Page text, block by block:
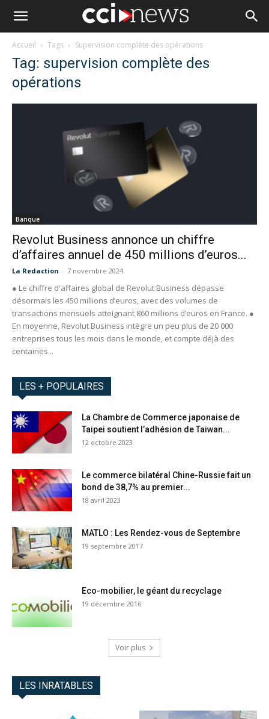
Accueil Tags Supervision complète des opérations
Tag: supervision complète des
opérations
Banque
Revolut Business annonce un chiffre
d’affaires annuel de 450 millions d’euros...
La Redaction - 7 novembre 2024
● Le chiffre d'affaires global de Revolut Business dépasse
désormais les 450 millions d’euros, avec des volumes de
transactions mensuels atteignant 860 millions d’euros en France. ●
En moyenne, Revolut Business intègre un peu plus de 20 000
entreprises tous les mois dans le monde, et compte déjà des
centaines...
LES + POPULAIRES
La Chambre de Commerce japonaise de
Taipei soutient l’adhésion de Taiwan...
12 octobre 2023
Le commerce bilatéral Chine-Russie fait un
bond de 38,7% au premier...
18 avril 2023
MATLO : Les Rendez-vous de Septembre
19 septembre 2017
Eco-mobilier, le géant du recyclage
19 décembre 2016
Voir plus
LES INRATABLES